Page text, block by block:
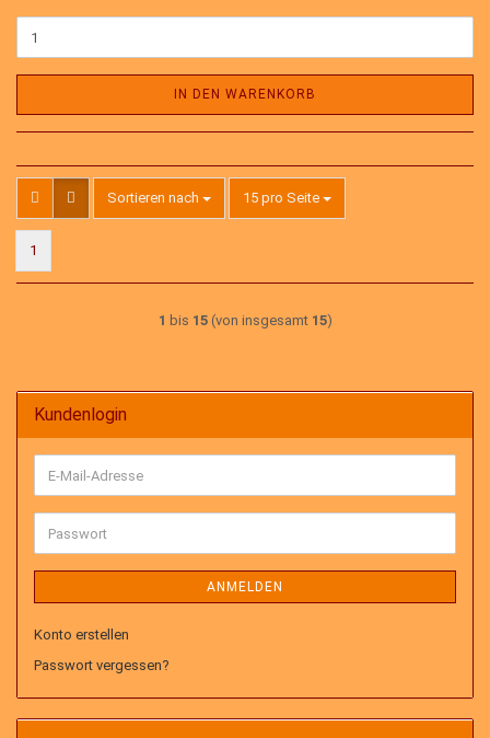
IN DEN WARENKORB
Sortieren nach
Sortieren nach 15 pro Seite
pro Seite
1
1 bis 15(von insgesamt 15)
Kundenlogin
E-
Mail-
Adresse
Passwort
ANMELDEN
Konto erstellen
Passwort vergessen?